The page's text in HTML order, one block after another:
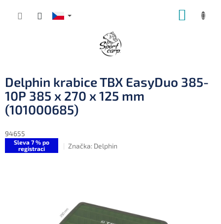
Delphin krabice TBX EasyDuo 385-
10P 385 x 270 x 125 mm
(101000685)
94655
Sleva 7 % po
registraci
Značka: Delphin